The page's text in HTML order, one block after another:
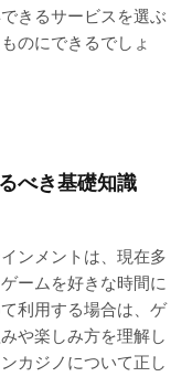
きるサービスを選ぶ
のにできるでしょ
べき基礎知識
ンメントは、現在多
ームを好きな時間に
利用する場合は、ゲ
や楽しみ方を理解し
カジノについて正し